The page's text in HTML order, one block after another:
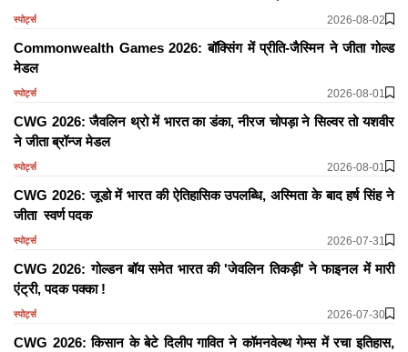
स्पोर्ट्स 2026-08-02
Commonwealth Games 2026: बॉक्सिंग में प्रीति-जैस्मिन ने जीता गोल्ड
मेडल
स्पोर्ट्स 2026-08-01
CWG 2026: जैवलिन थ्रो में भारत का डंका, नीरज चोपड़ा ने सिल्वर तो यशवीर
ने जीता ब्रॉन्ज मेडल
स्पोर्ट्स 2026-08-01
CWG 2026: जूडो में भारत की ऐतिहासिक उपलब्धि, अस्मिता के बाद हर्ष सिंह ने
जीता स्वर्ण पदक
स्पोर्ट्स 2026-07-31
CWG 2026: गोल्डन बॉय समेत भारत की 'जेवलिन तिकड़ी' ने फाइनल में मारी
एंट्री, पदक पक्का !
स्पोर्ट्स 2026-07-30
CWG 2026: किसान के बेटे दिलीप गावित ने कॉमनवेल्थ गेम्स में रचा इतिहास,